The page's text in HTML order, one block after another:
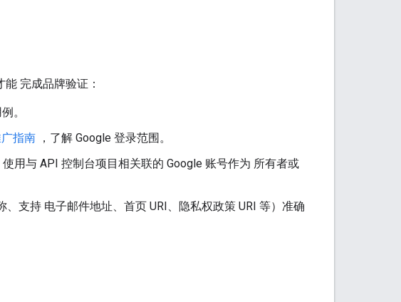
完成品牌验证：
。
指南 ，了解 Google 登录范围。
用与 API 控制台项目相关联的 Google 账号作为 所有者或
支持 电子邮件地址、首页 URI、隐私权政策 URI 等）准确